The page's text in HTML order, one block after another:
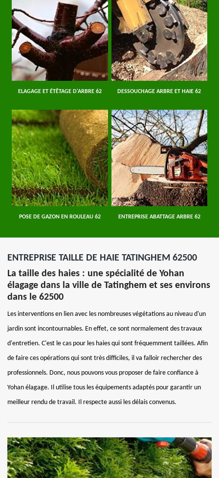
ELAGAGE ET ÉTÊTAGE D'ARBRE 62 DESSOUCHAGE ARBRE ET HAIE 62
POSE DE GAZON EN ROULEAU 62 ENTREPRISE ABATTAGE ARBRE 62
ENTREPRISE TAILLE DE HAIE TATINGHEM 62500
La taille des haies : une spécialité de Yohan
élagage dans la ville de Tatinghem et ses environs
dans le 62500
Les interventions en lien avec les nombreuses végétations au niveau d'un
jardin sont incontournables. En effet, ce sont normalement des travaux
d'entretien. C'est le cas pour les haies qui sont fréquemment taillées. Afin
de faire ces opérations qui sont très difficiles, il va falloir rechercher des
professionnels. Donc, nous pouvons vous proposer de faire confiance à
Yohan élagage. Il utilise tous les équipements adaptés pour garantir un
meilleur rendu de travail. Il respecte aussi les délais convenus.